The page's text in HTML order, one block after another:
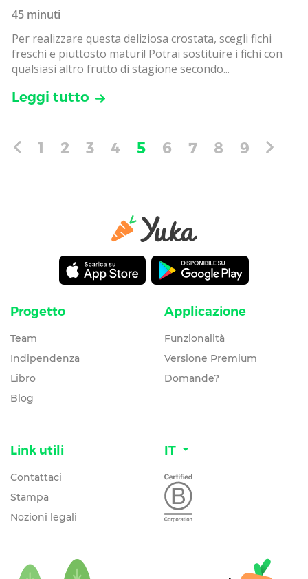
45 minuti
Per realizzare questa deliziosa crostata, scegli fichi
freschi e piuttosto maturi! Potrai sostituire i fichi con
qualsiasi altro frutto di stagione secondo...
Leggi tutto
1 2 3 4 5 6 7 8 9
Progetto
Team
Indipendenza
Libro
Blog
Applicazione
Funzionalità
Versione Premium
Domande?
Link utili
Contattaci
Stampa
Nozioni legali
IT